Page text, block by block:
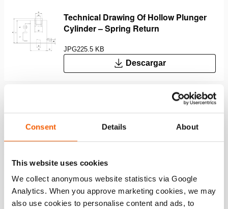
Consent Details About
This website uses cookies
We collect anonymous website statistics via Google
Analytics. When you approve marketing cookies, we may
also use cookies to personalise content and ads, to
Technical Drawing Of Hollow Plunger
Cylinder – Spring Return
JPG225.5 KB
Descargar
Características
Silleta hueca
Evita que se dañe el pistón